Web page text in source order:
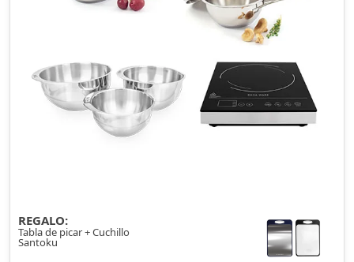
REGALO:
Tabla de picar + Cuchillo
Santoku